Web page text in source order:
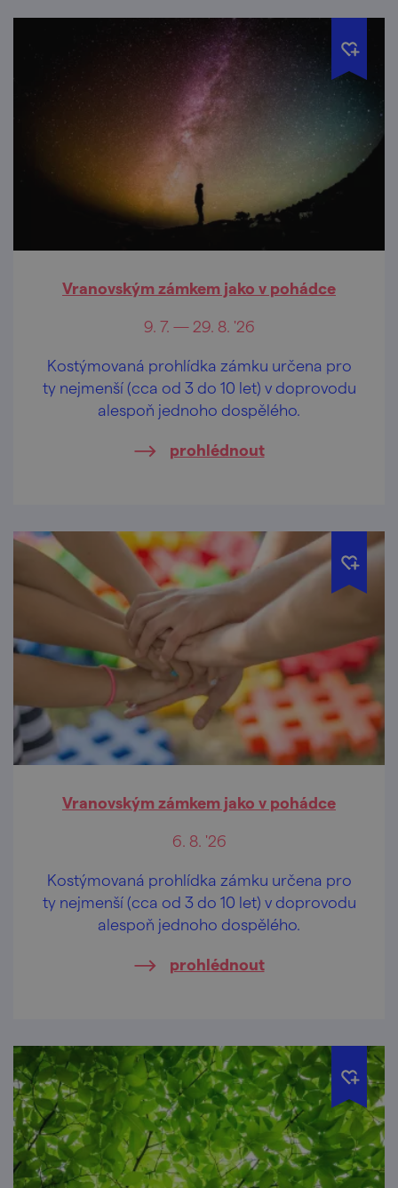
Vranovským zámkem jako v pohádce
9. 7. — 29. 8. '26
Kostýmovaná prohlídka zámku určena pro
ty nejmenší (cca od 3 do 10 let) v doprovodu
alespoň jednoho dospělého.
prohlédnout
Vranovským zámkem jako v pohádce
6. 8. '26
Kostýmovaná prohlídka zámku určena pro
ty nejmenší (cca od 3 do 10 let) v doprovodu
alespoň jednoho dospělého.
prohlédnout